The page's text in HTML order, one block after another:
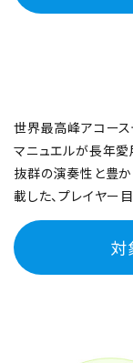
世界最高峰アコース
マニュエルが長年愛
抜群の演奏性と豊か
載した、プレイヤー
対